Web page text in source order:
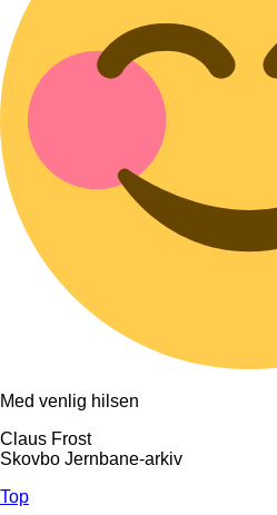
Med venlig hilsen
Claus Frost
Skovbo Jernbane-arkiv
Top